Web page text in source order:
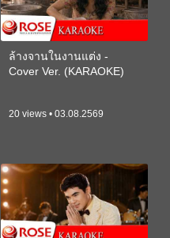
ล้างจานในงานแต่ง -
Cover Ver. (KARAOKE)
20 views • 03.08.2569